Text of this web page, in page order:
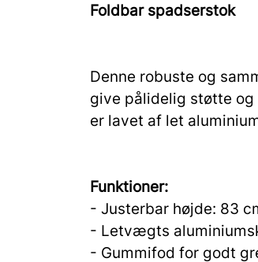
Foldbar spadserstok
Denne robuste og
give pålidelig støtte
er lavet af let
Funktioner:
- Justerbar højde: 83
- Letvægts
- Gummifod for godt